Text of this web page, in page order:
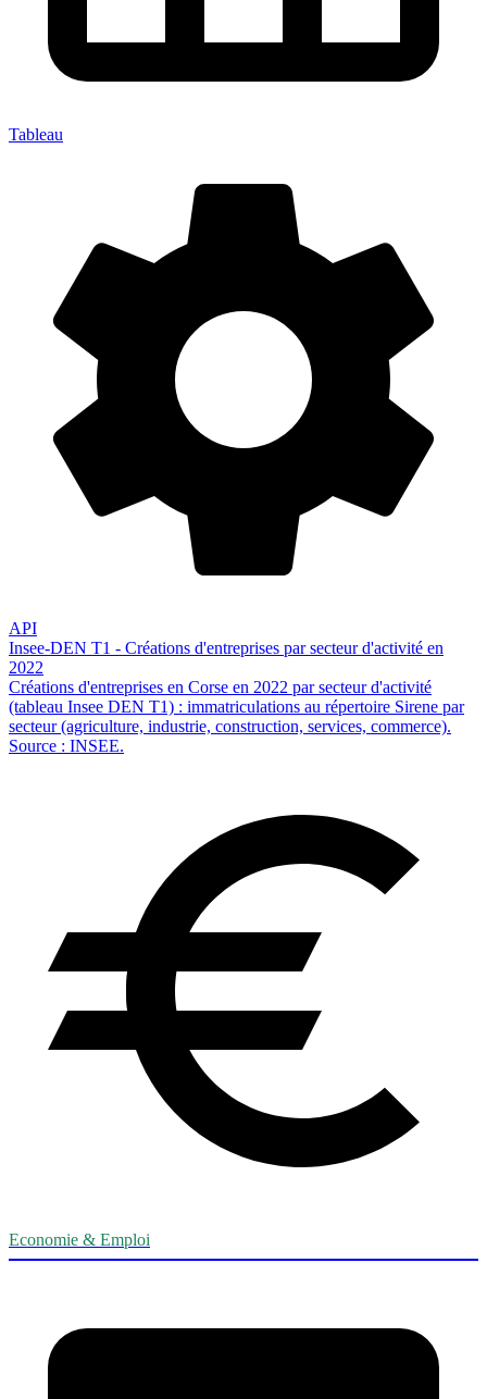
Tableau
API
Insee-DEN T1 - Créations d'entreprises par secteur d'activité en
2022
Créations d'entreprises en Corse en 2022 par secteur d'activité
(tableau Insee DEN T1) : immatriculations au répertoire Sirene par
secteur (agriculture, industrie, construction, services, commerce).
Source : INSEE.
Economie & Emploi